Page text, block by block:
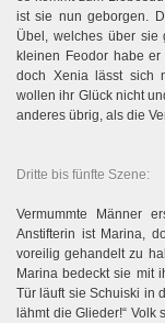
ist sie nun geborgen.
Übel, welches über sie
kleinen Feodor habe
doch Xenia lässt sich
wollen ihr Glück nicht
anderes übrig, als die
Dritte bis fünfte Szene:
Vermummte Männer
Anstifterin ist Marina,
voreilig gehandelt zu
Marina bedeckt sie mit
Tür läuft sie Schuiski in
lähmt die Glieder!“ Volk